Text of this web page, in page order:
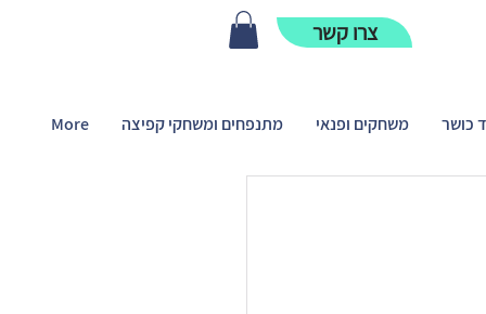
צרו קשר
כושר משחקים ופנאי מתנפחים ומשחקי קפיצה More